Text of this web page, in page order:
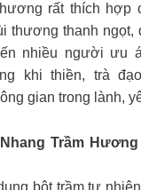
rất thích hợp
thương thanh ngọt,
nhiều người ưu
khi thiền, trà
gian trong lành,
Trầm
bột trầm tự